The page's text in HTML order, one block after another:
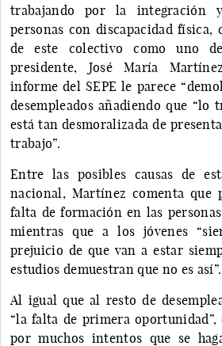
trabajando por la integración
personas con discapacidad física,
de este colectivo como uno
presidente, José María
informe del SEPE le parece
desempleados añadiendo que “lo
está tan desmoralizada de
trabajo”.
Entre las posibles causas de
nacional, Martínez comenta que
falta de formación en las personas
mientras que a los jóvenes
prejuicio de que van a estar
estudios demuestran que no es así”.
Al igual que al resto de
“la falta de primera oportunidad”,
por muchos intentos que se